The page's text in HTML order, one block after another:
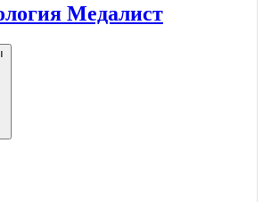
Медалист